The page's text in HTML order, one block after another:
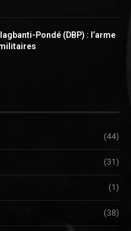
Pondé (DBP) : l’arme
(44)
(31)
(1)
(38)